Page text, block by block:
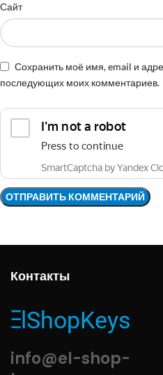
Сайт
Сохранить моё имя, email и
последующих моих комментариев.
Контакты
info@el-shop-